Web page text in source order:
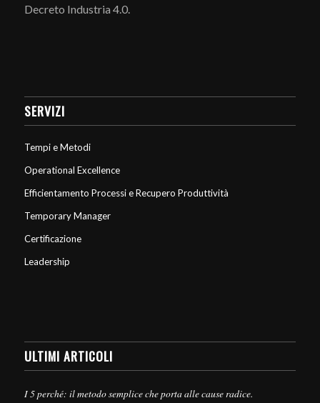
Decreto Industria 4.0.
SERVIZI
Tempi e Metodi
Operational Excellence
Efficientamento Processi e Recupero Produttività
Temporary Manager
Certificazione
Leadership
ULTIMI ARTICOLI
I 5 perché: il metodo semplice che porta alle cause radice.